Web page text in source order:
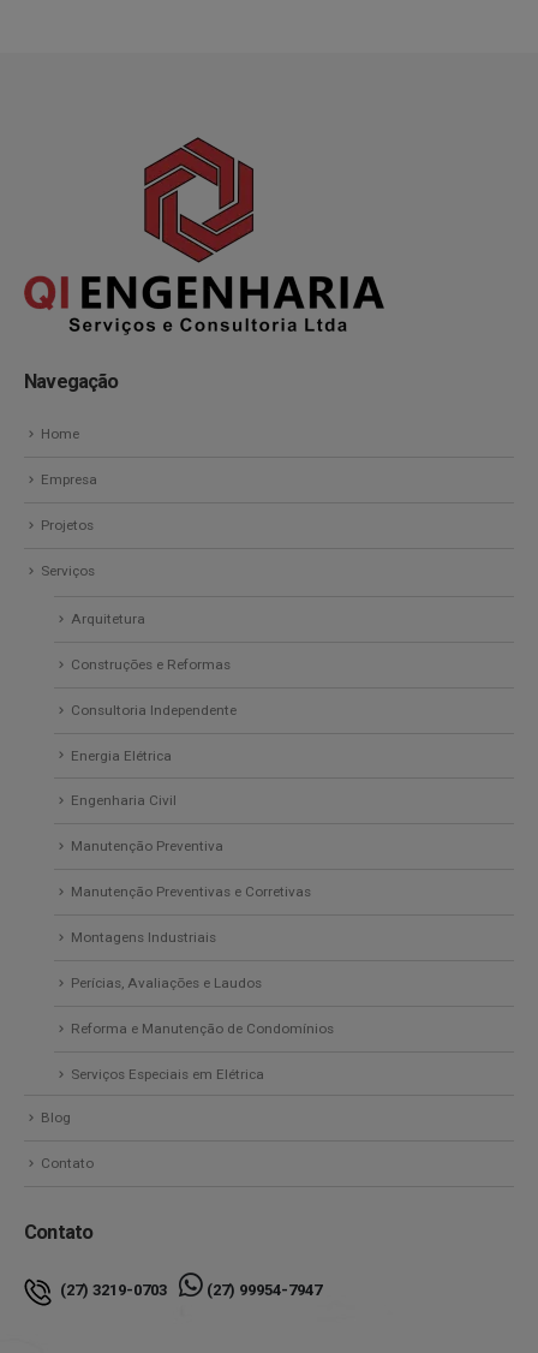
Navegação
Home
Empresa
Projetos
Serviços
Arquitetura
Construções e Reformas
Consultoria Independente
Energia Elétrica
Engenharia Civil
Manutenção Preventiva
Manutenção Preventivas e Corretivas
Montagens Industriais
Perícias, Avaliações e Laudos
Reforma e Manutenção de Condomínios
Serviços Especiais em Elétrica
Blog
Contato
Contato
(27) 3219-0703 (27) 99954-7947